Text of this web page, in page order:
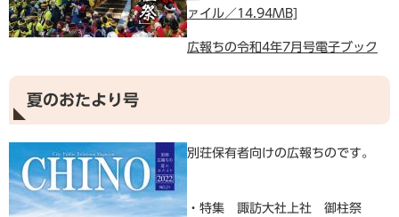
ァイル／14.94MB]
広報ちの令和4年7月号電子ブック
夏のおたより号
別荘保有者向けの広報ちのです。
・特集 諏訪大社上社 御柱祭